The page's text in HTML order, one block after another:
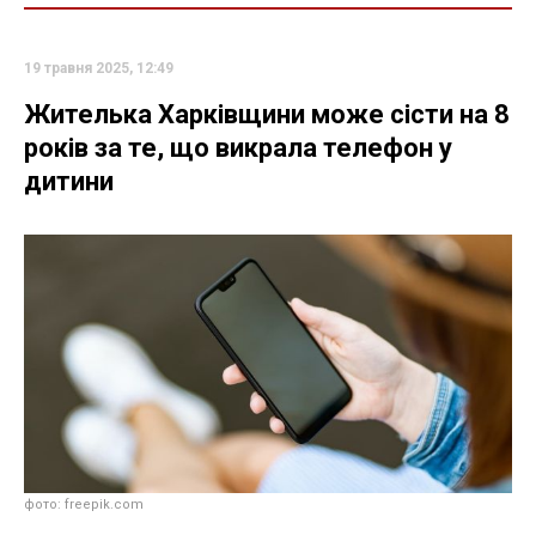
19 травня 2025, 12:49
Жителька Харківщини може сісти на 8
років за те, що викрала телефон у
дитини
фото: freepik.com